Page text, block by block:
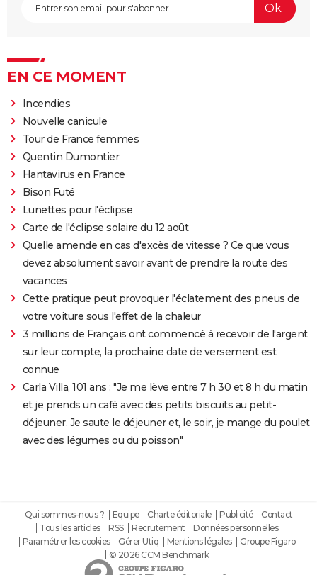
EN CE MOMENT
Incendies
Nouvelle canicule
Tour de France femmes
Quentin Dumontier
Hantavirus en France
Bison Futé
Lunettes pour l'éclipse
Carte de l'éclipse solaire du 12 août
Quelle amende en cas d'excès de vitesse ? Ce que vous
devez absolument savoir avant de prendre la route des
vacances
Cette pratique peut provoquer l'éclatement des pneus de
votre voiture sous l'effet de la chaleur
3 millions de Français ont commencé à recevoir de l'argent
sur leur compte, la prochaine date de versement est
connue
Carla Villa, 101 ans : "Je me lève entre 7 h 30 et 8 h du matin
et je prends un café avec des petits biscuits au petit-
déjeuner. Je saute le déjeuner et, le soir, je mange du poulet
avec des légumes ou du poisson"
Qui sommes-nous ? Equipe Charte éditoriale Publicité
Contact
Tous les articles
RSS Recrutement
Données personnelles
Paramétrer les cookies
Gérer Utiq Mentions légales
Groupe Figaro
© 2026 CCM Benchmark